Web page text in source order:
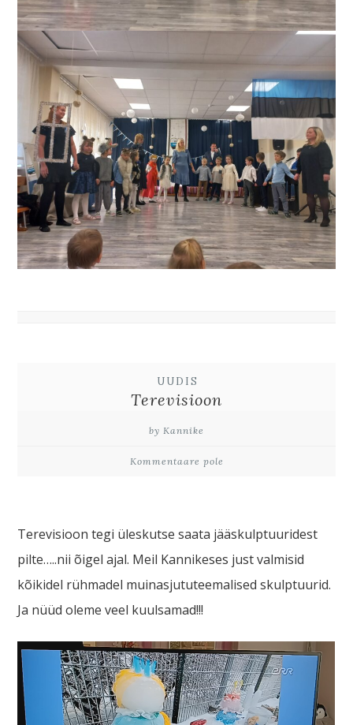
UUDIS
Terevisioon
by Kannike
Kommentaare pole
Terevisioon tegi üleskutse saata jääskulptuuridest
pilte…..nii õigel ajal. Meil Kannikeses just valmisid
kõikidel rühmadel muinasjututeemalised skulptuurid.
Ja nüüd oleme veel kuulsamad!!!